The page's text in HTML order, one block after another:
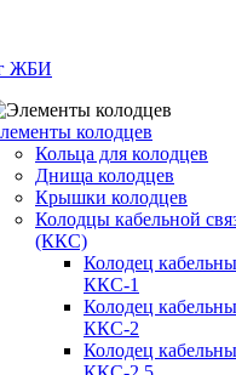
ЖБИ
колодцев
Кольца для колодцев
Днища колодцев
Крышки колодцев
Колодцы кабельной
(ККС)
Колодец
ККС-1
Колодец
ККС-2
Колодец